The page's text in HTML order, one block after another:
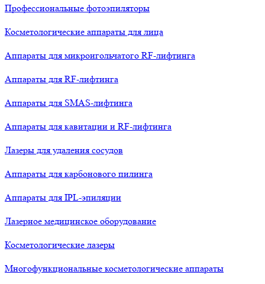
Профессиональные фотоэпиляторы
Косметологические аппараты для лица
Аппараты для микроигольчатого RF-лифтинга
Аппараты для RF-лифтинга
Аппараты для SMAS-лифтинга
Аппараты для кавитации и RF-лифтинга
Лазеры для удаления сосудов
Аппараты для карбонового пилинга
Аппараты для IPL-эпиляции
Лазерное медицинское оборудование
Косметологические лазеры
Многофункциональные косметологические аппараты